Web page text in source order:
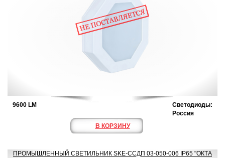
9600 LM
Светодиоды:
Россия
В КОРЗИНУ
ПРОМЫШЛЕННЫЙ СВЕТИЛЬНИК SKE-ССДП 03-050-006 IP65 "ОКТА